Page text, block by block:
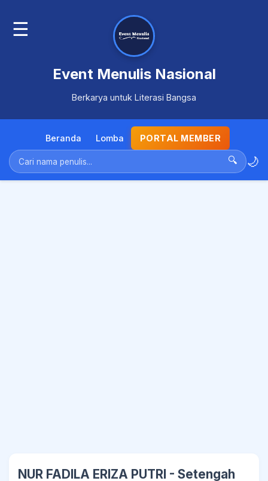
☰
Event Menulis Nasional
Berkarya untuk Literasi Bangsa
Beranda Lomba PORTAL MEMBER
🔍 🌙
NUR FADILA ERIZA PUTRI - Setengah